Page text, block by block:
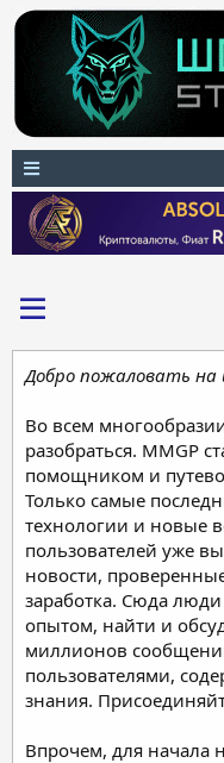
Добро пожаловать
Во всем
разобраться. MMGP
помощником и
Только самые
технологии и новые
пользователей уже
новости,
заработка. Сюда
опытом, найти и
миллионов
пользователями,
знания.
Впрочем, для начала